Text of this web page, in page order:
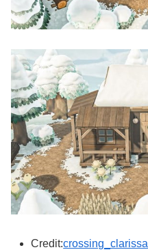
Credit:crossing_clarissa